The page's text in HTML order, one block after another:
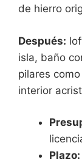
de hierro
Después:
isla, baño
pilares
interior
Plazo: